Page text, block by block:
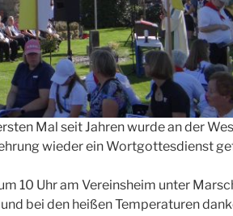
Mal seit Jahren wurde an der
wieder ein Wortgottesdienst
10 Uhr am Vereinsheim unter
bei den heißen Temperaturen